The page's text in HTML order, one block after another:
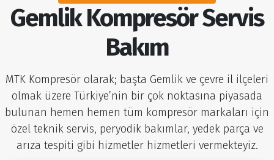
Gemlik Kompresör Servis
Bakım
MTK Kompresör olarak; başta Gemlik ve çevre il ilçeleri
olmak üzere Türkiye’nin bir çok noktasına piyasada
bulunan hemen hemen tüm kompresör markaları için
özel teknik servis, peryodik bakımlar, yedek parça ve
arıza tespiti gibi hizmetler hizmetleri vermekteyiz.